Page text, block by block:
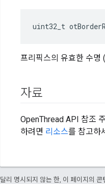
uint32_t
프리픽스의 유효한 수명
자료
OpenThread API 참조
하려면 리소스를 참고하
달리 명시되지 않는 한, 이 페이지의 콘